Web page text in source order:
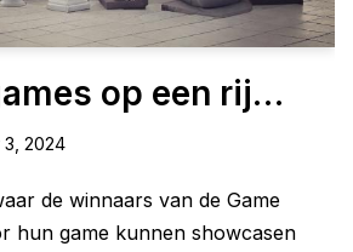
op een rij…
2024
de winnaars van de Game
hun game kunnen showcasen